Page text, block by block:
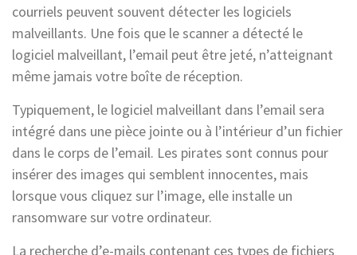
courriels peuvent souvent détecter les logiciels
malveillants. Une fois que le scanner a détecté le
logiciel malveillant, l’email peut être jeté, n’atteignant
même jamais votre boîte de réception.
Typiquement, le logiciel malveillant dans l’email sera
intégré dans une pièce jointe ou à l’intérieur d’un fichier
dans le corps de l’email. Les pirates sont connus pour
insérer des images qui semblent innocentes, mais
lorsque vous cliquez sur l’image, elle installe un
ransomware sur votre ordinateur.
La recherche d’e-mails contenant ces types de fichiers